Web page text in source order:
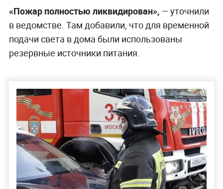
«Пожар полностью ликвидирован», — уточнили
в ведомстве. Там добавили, что для временной
подачи света в дома были использованы
резервные источники питания.